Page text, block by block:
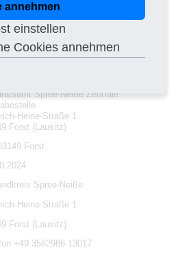
einer
der Deponie
Hainen" in Forst
Spree-Neiße Zentrale
Heine-Straße 1
Forst (Lausitz)
Forst
Spree-Neiße
Heine-Straße 1
Forst (Lausitz)
+49 3562986-13017
annehmen
einstellen
Cookies annehmen